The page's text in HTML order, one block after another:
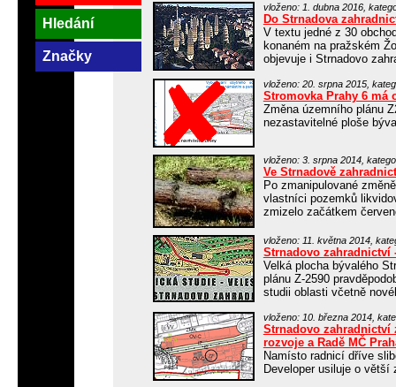
vloženo: 1. dubna 2016,
Do Strnadova
V textu jedné z 30
konaném na pražském
objevuje i Strnadovo
vloženo: 20. srpna 2015,
Stromovka Prahy 6 má
Změna územního plánu
nezastavitelné ploše
vloženo: 3. srpna 2014,
Ve Strnadově
Po zmanipulované
vlastníci pozemků
zmizelo začátkem
vloženo: 11. května 2014,
Strnadovo zahradnictví
Velká plocha bývalého
plánu Z-2590
studii oblasti včetně
vloženo: 10. března 2014,
Strnadovo zahradnictví
rozvoje a Radě MČ
Namísto radnicí dříve
Developer usiluje o
Hledání
Značky